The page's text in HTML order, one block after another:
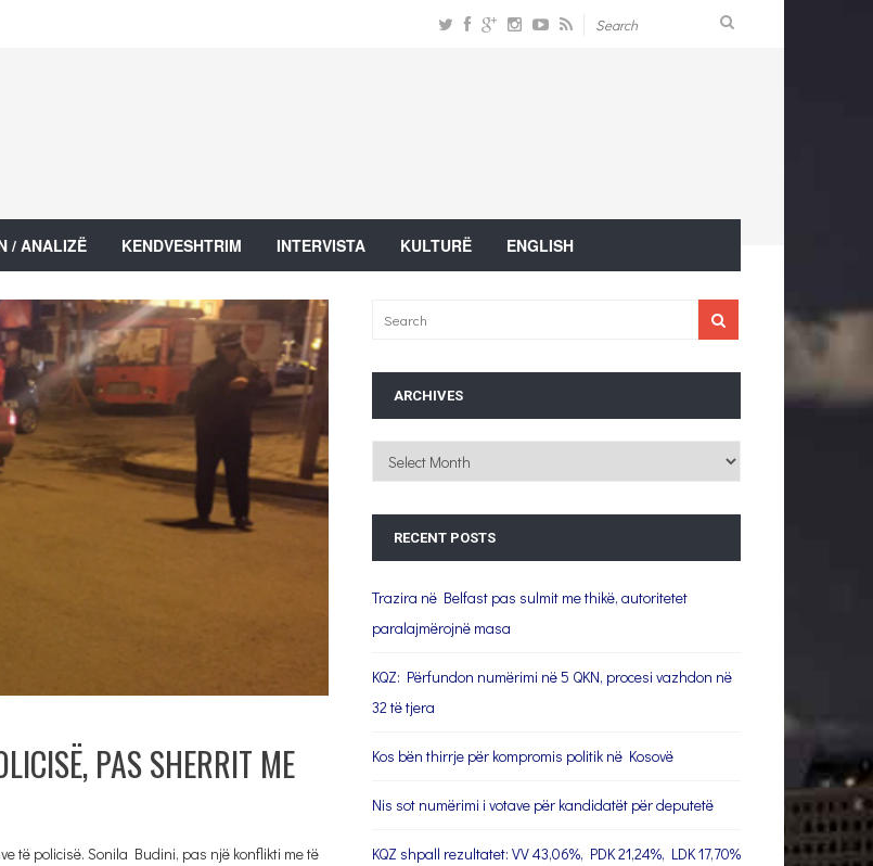
/ ANALIZË KENDVESHTRIM INTERVISTA KULTURË ENGLISH
PAS SHERRIT ME
të policisë. Sonila Budini, pas një konflikti me të
ARCHIVES
Archives
RECENT POSTS
Trazira në Belfast pas sulmit me thikë, autoritetet
paralajmërojnë masa
KQZ: Përfundon numërimi në 5 QKN, procesi vazhdon në
32 të tjera
Kos bën thirrje për kompromis politik në Kosovë
Nis sot numërimi i votave për kandidatët për deputetë
KQZ shpall rezultatet: VV 43,06%, PDK 21,24%, LDK 17,70%